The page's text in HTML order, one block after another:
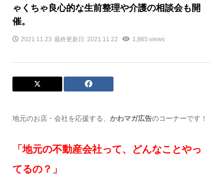
ゃくちゃ良心的な生前整理や介護の相談会も開
催。
2021.11.23 最終更新日: 2021.11.22 1,865 views
地元のお店・会社を応援する、 かわマガ広告のコーナーです！
「地元の不動産会社って、どんなことやっ
てるの？」